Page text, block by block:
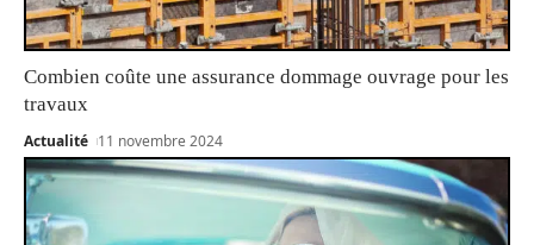
Combien coûte une assurance dommage ouvrage pour les
travaux
Actualité 11 novembre 2024